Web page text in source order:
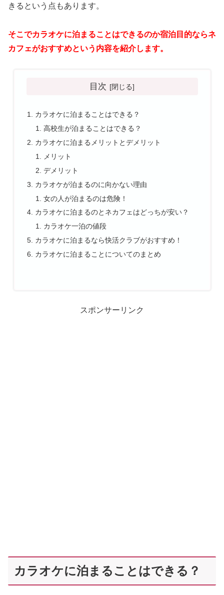
きるという点もあります。
そこでカラオケに泊まることはできるのか宿泊目的ならネ
カフェがおすすめという内容を紹介します。
目次
カラオケに泊まることはできる？
高校生が泊まることはできる？
カラオケに泊まるメリットとデメリット
メリット
デメリット
カラオケが泊まるのに向かない理由
女の人が泊まるのは危険！
カラオケに泊まるのとネカフェはどっちが安い？
カラオケ一泊の値段
カラオケに泊まるなら快活クラブがおすすめ！
カラオケに泊まることについてのまとめ
スポンサーリンク
カラオケに泊まることはできる？